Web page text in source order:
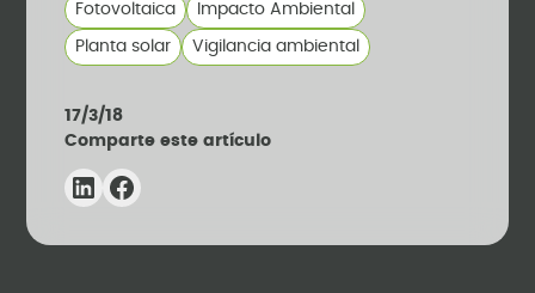
Fotovoltaica Impacto Ambiental
Planta solar Vigilancia ambiental
17/3/18
Comparte este artículo